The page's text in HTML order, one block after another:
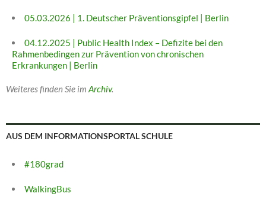
05.03.2026 | 1. Deutscher Präventionsgipfel | Berlin
04.12.2025 | Public Health Index – Defizite bei den
Rahmenbedingen zur Prävention von chronischen
Erkrankungen | Berlin
Weiteres finden Sie im Archiv.
AUS DEM INFORMATIONSPORTAL SCHULE
#180grad
WalkingBus